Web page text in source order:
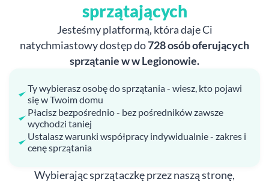
sprzątających
Jesteśmy platformą, która daje Ci
natychmiastowy dostęp do728 osób oferujących
sprzątanie w w Legionowie.
Ty wybierasz osobę do sprzątania - wiesz, kto pojawi
się w Twoim domu
Płacisz bezpośrednio - bez pośredników zawsze
wychodzi taniej
Ustalasz warunki współpracy indywidualnie - zakres i
cenę sprzątania
Wybierając sprzątaczkę przez naszą stronę,